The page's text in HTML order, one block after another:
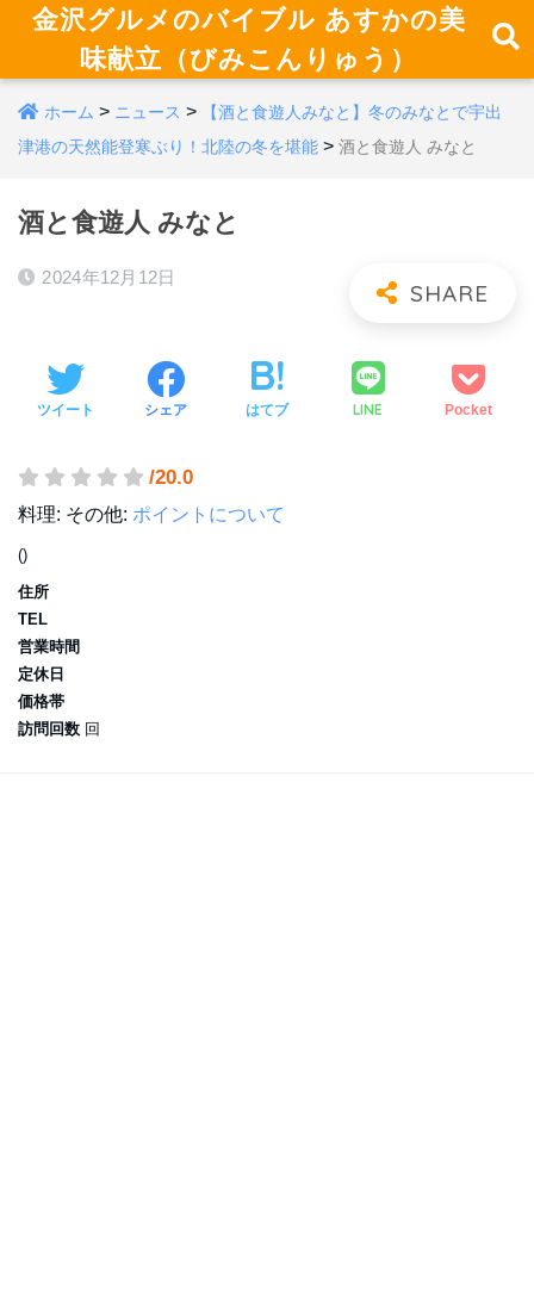
金沢グルメのバイブル あすかの美
味献立（びみこんりゅう）
ホーム > ニュース >
【酒と食遊人みなと】冬のみなとで宇出
津港の天然能登寒ぶり！北陸の冬を堪能 > 酒と食遊人 みなと
酒と食遊人 みなと
2024年12月12日
ツイート シェア はてブ LINE Pocket
/20.0
料理: その他: ポイントについて
()
住所
TEL
営業時間
定休日
価格帯
訪問回数 回